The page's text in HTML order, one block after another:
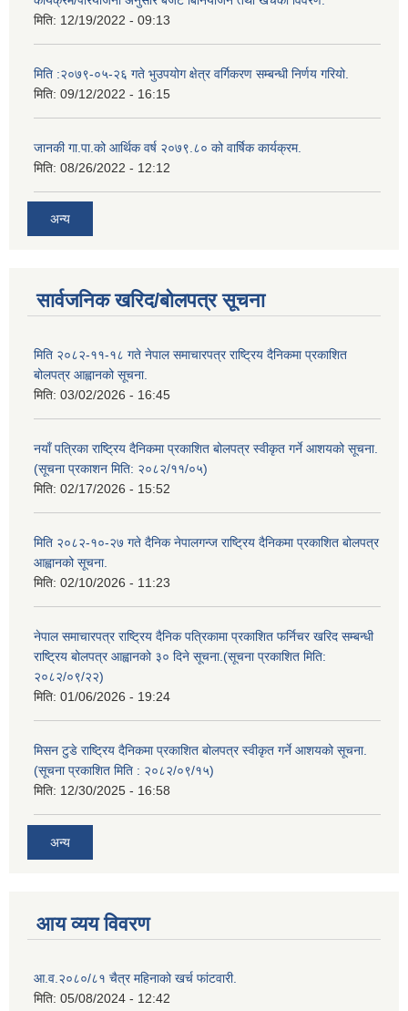
मिति: 12/19/2022 - 09:13
मिति :२०७९-०५-२६ गते भुउपयोग क्षेत्र वर्गिकरण सम्बन्धी निर्णय गरियो.
मिति: 09/12/2022 - 16:15
जानकी गा.पा.को आर्थिक वर्ष २०७९.८० को वार्षिक कार्यक्रम.
मिति: 08/26/2022 - 12:12
अन्य
सार्वजनिक खरिद/बोलपत्र सूचना
मिति २०८२-११-१८ गते नेपाल समाचारपत्र राष्ट्रिय दैनिकमा प्रकाशित
बोलपत्र आह्वानको सूचना.
मिति: 03/02/2026 - 16:45
नयाँ पत्रिका राष्ट्रिय दैनिकमा प्रकाशित बोलपत्र स्वीकृत गर्ने आशयको सूचना.
(सूचना प्रकाशन मिति: २०८२/११/०५)
मिति: 02/17/2026 - 15:52
मिति २०८२-१०-२७ गते दैनिक नेपालगन्ज राष्ट्रिय दैनिकमा प्रकाशित बोलपत्र
आह्वानको सूचना.
मिति: 02/10/2026 - 11:23
नेपाल समाचारपत्र राष्ट्रिय दैनिक पत्रिकामा प्रकाशित फर्निचर खरिद सम्बन्धी
राष्ट्रिय बोलपत्र आह्वानको ३० दिने सूचना.(सूचना प्रकाशित मिति:
२०८२/०९/२२)
मिति: 01/06/2026 - 19:24
मिसन टुडे राष्ट्रिय दैनिकमा प्रकाशित बोलपत्र स्वीकृत गर्ने आशयको सूचना.
(सूचना प्रकाशित मिति : २०८२/०९/१५)
मिति: 12/30/2025 - 16:58
अन्य
आय व्यय विवरण
आ.व.२०८०/८१ चैत्र महिनाको खर्च फांटवारी.
मिति: 05/08/2024 - 12:42